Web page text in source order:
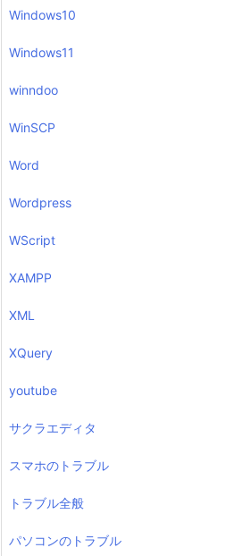
Windows10
Windows11
winndoo
WinSCP
Word
Wordpress
WScript
XAMPP
XML
XQuery
youtube
サクラエディタ
スマホのトラブル
トラブル全般
パソコンのトラブル